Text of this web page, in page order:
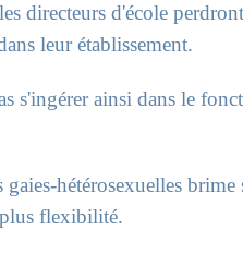
directeurs d'école
leur établissement.
s'ingérer ainsi dans le
hétérosexuelles
flexibilité.